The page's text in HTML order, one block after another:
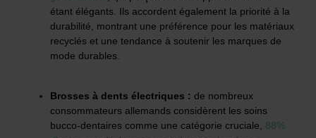
étant élégants. Ils accordent également la priorité à la
durabilité, montrant une préférence pour les matériaux
recyclés et une tendance à soutenir les marques de
mode durables.
Brosses à dents électriques : de nombreux
consommateurs allemands considèrent les soins
bucco-dentaires comme une catégorie cruciale, 88%